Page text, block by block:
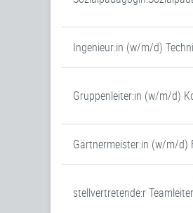
Ingenieur:in (w/m/d)
Gruppenleiter:in (w/m/d)
Gärtnermeister:in (w/m/d)
stellvertretende:r